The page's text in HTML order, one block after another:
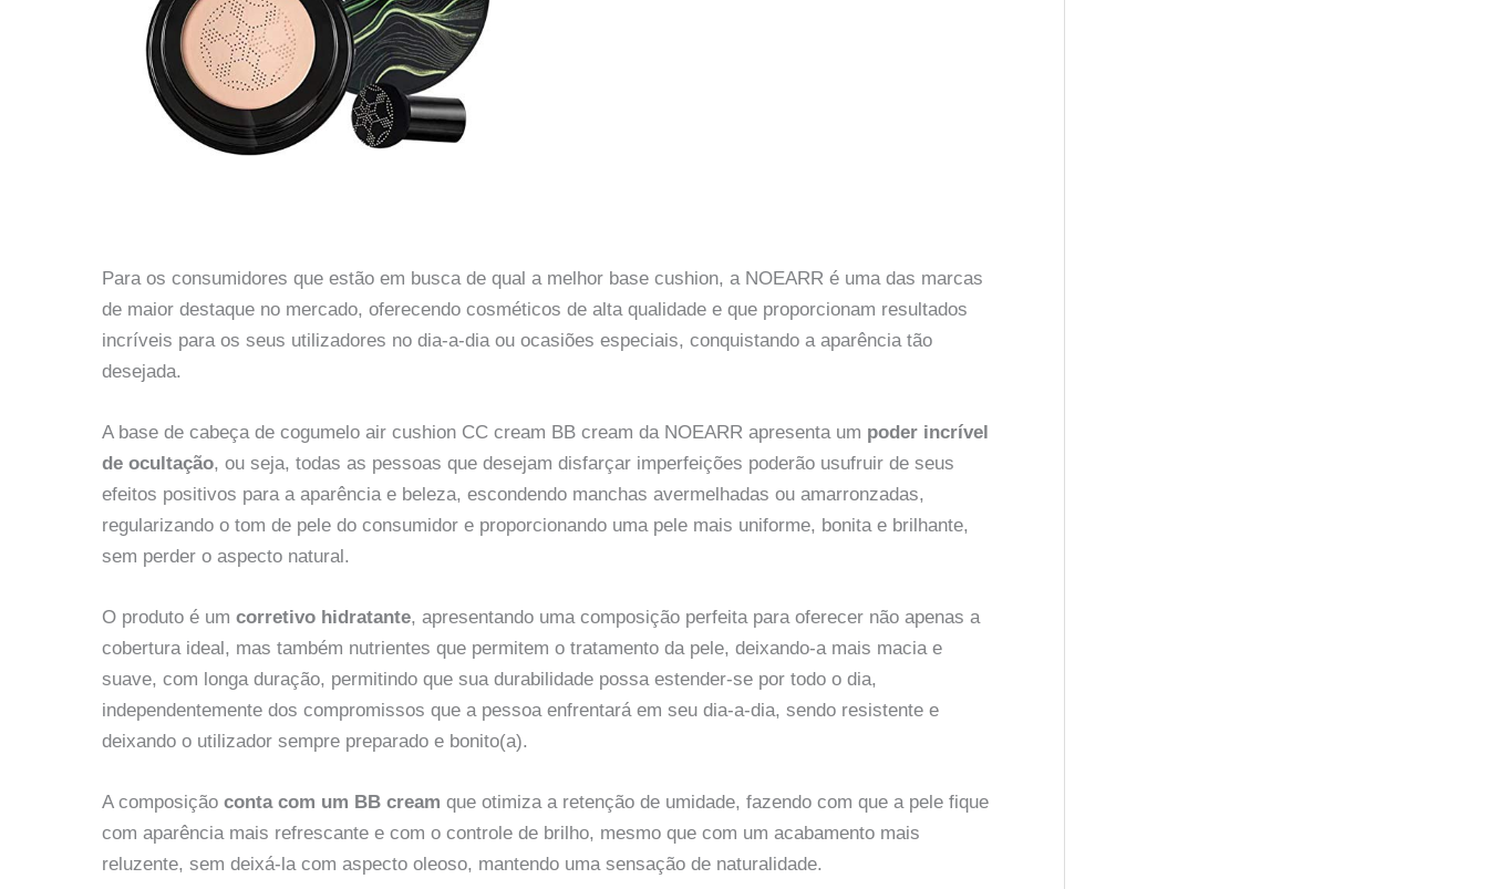
Para os consumidores que estão em busca de qual a melhor base cushion, a NOEARR é uma das marcas
de maior destaque no mercado, oferecendo cosméticos de alta qualidade e que proporcionam resultados
incríveis para os seus utilizadores no dia-a-dia ou ocasiões especiais, conquistando a aparência tão
desejada.
A base de cabeça de cogumelo air cushion CC cream BB cream da NOEARR apresenta um poder incrível
de ocultação, ou seja, todas as pessoas que desejam disfarçar imperfeições poderão usufruir de seus
efeitos positivos para a aparência e beleza, escondendo manchas avermelhadas ou amarronzadas,
regularizando o tom de pele do consumidor e proporcionando uma pele mais uniforme, bonita e brilhante,
sem perder o aspecto natural.
O produto é um corretivo hidratante, apresentando uma composição perfeita para oferecer não apenas a
cobertura ideal, mas também nutrientes que permitem o tratamento da pele, deixando-a mais macia e
suave, com longa duração, permitindo que sua durabilidade possa estender-se por todo o dia,
independentemente dos compromissos que a pessoa enfrentará em seu dia-a-dia, sendo resistente e
deixando o utilizador sempre preparado e bonito(a).
A composição conta com um BB cream que otimiza a retenção de umidade, fazendo com que a pele fique
com aparência mais refrescante e com o controle de brilho, mesmo que com um acabamento mais
reluzente, sem deixá-la com aspecto oleoso, mantendo uma sensação de naturalidade.